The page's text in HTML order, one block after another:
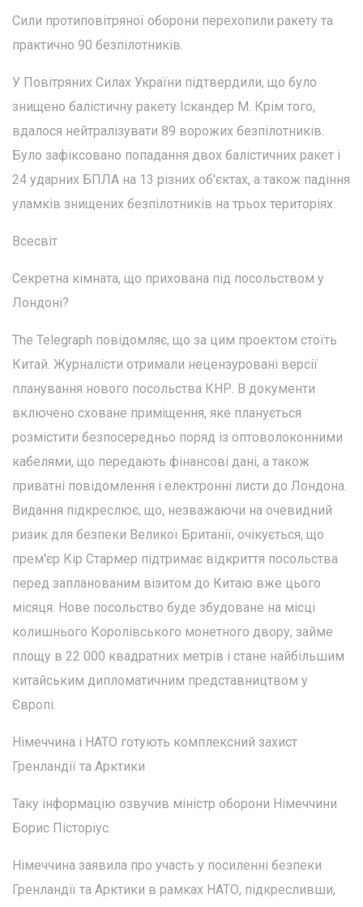
Сили протиповітряної оборони перехопили ракету та
практично 90 безпілотників.
У Повітряних Силах України підтвердили, що було
знищено балістичну ракету Іскандер М. Крім того,
вдалося нейтралізувати 89 ворожих безпілотників.
Було зафіксовано попадання двох балістичних ракет і
24 ударних БПЛА на 13 різних об'єктах, а також падіння
уламків знищених безпілотників на трьох територіях.
Всесвіт
Секретна кімната, що прихована під посольством у
Лондоні?
The Telegraph повідомляє, що за цим проектом стоїть
Китай. Журналісти отримали нецензуровані версії
планування нового посольства КНР. В документи
включено сховане приміщення, яке планується
розмістити безпосередньо поряд із оптоволоконними
кабелями, що передають фінансові дані, а також
приватні повідомлення і електронні листи до Лондона.
Видання підкреслює, що, незважаючи на очевидний
ризик для безпеки Великої Британії, очікується, що
прем'єр Кір Стармер підтримає відкриття посольства
перед запланованим візитом до Китаю вже цього
місяця. Нове посольство буде збудоване на місці
колишнього Королівського монетного двору, займе
площу в 22 000 квадратних метрів і стане найбільшим
китайським дипломатичним представництвом у
Європі.
Німеччина і НАТО готують комплексний захист
Гренландії та Арктики
Таку інформацію озвучив міністр оборони Німеччини
Борис Пісторіус.
Німеччина заявила про участь у посиленні безпеки
Гренландії та Арктики в рамках НАТО, підкресливши,